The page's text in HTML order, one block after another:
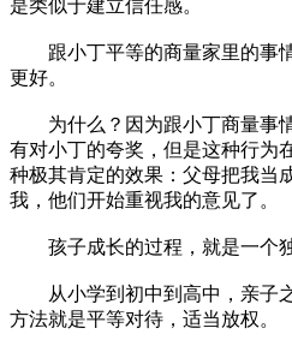
是类似于建立信任感。
跟小丁平等的商量家里的事
更好。
为什么？因为跟小丁商量事
有对小丁的夸奖，但是这种行为
种极其肯定的效果：父母把我当
我，他们开始重视我的意见了。
孩子成长的过程，就是一个独
从小学到初中到高中，亲子
方法就是平等对待，适当放权。